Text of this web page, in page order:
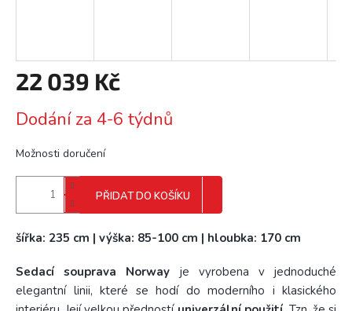
22 039 Kč
cena:
Dodání za 4-6 týdnů
Možnosti doručení
PŘIDAT DO KOŠÍKU
šířka: 235 cm | výška: 85-100 cm | hloubka: 170 cm
Sedací souprava Norway je
vyrobena v jednoduché
elegantní linii, které se hodí do moderního i klasického